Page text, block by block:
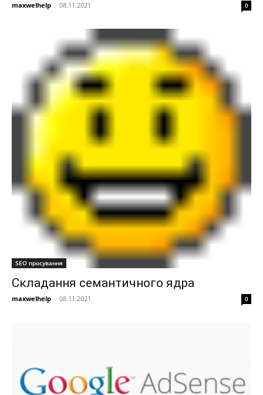
maxwelhelp - 08.11.2021 0
SEO просування
Складання семантичного ядра
maxwelhelp - 08.11.2021 0